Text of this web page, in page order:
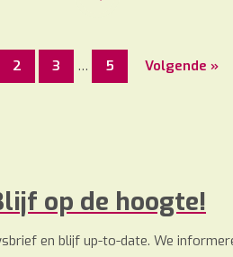
2 3 … 5 Volgende »
op de hoogte!
en blijf up-to-date. We